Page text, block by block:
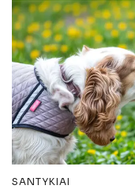
SANTYKIAI